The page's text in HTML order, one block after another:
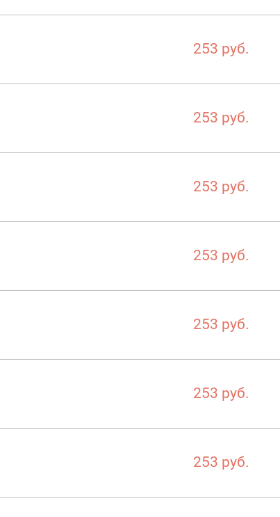
253 руб.
253 руб.
253 руб.
253 руб.
253 руб.
253 руб.
253 руб.